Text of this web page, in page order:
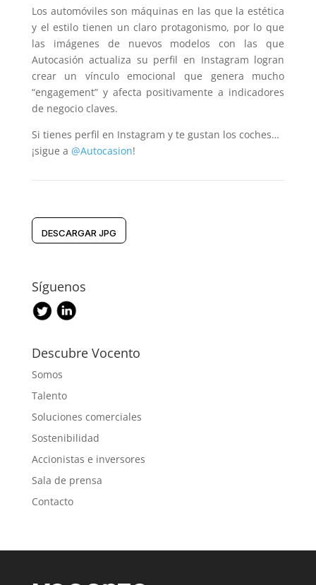
Los automóviles son máquinas en las que la estética
y el estilo tienen un claro protagonismo, por lo que
las imágenes de nuevos modelos con las que
Autocasión actualiza su perfil en Instagram logran
crear un vínculo emocional que genera mucho
“engagement” y afecta positivamente a indicadores
de negocio claves.
Si tienes perfil en Instagram y te gustan los coches…
¡sigue a @Autocasion!
DESCARGAR JPG
Síguenos
Descubre Vocento
Somos
Talento
Soluciones comerciales
Sostenibilidad
Accionistas e inversores
Sala de prensa
Contacto